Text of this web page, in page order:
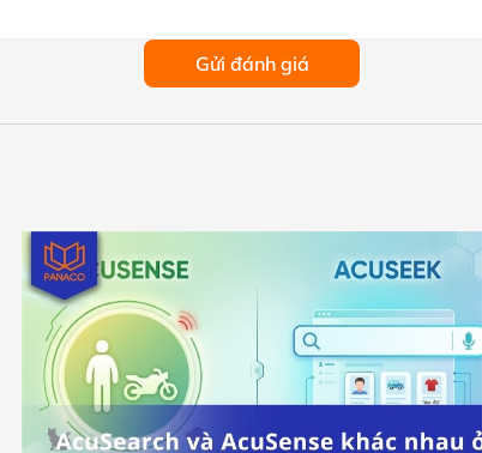
Gửi đánh giá